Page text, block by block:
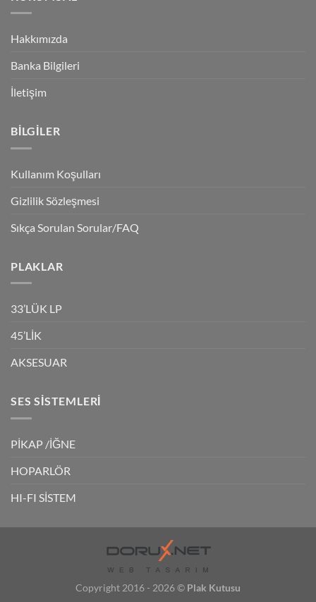
Hakkımızda
Banka Bilgileri
İletişim
BILGILER
Kullanım Koşulları
Gizlilik Sözleşmesi
Sıkça Sorulan Sorular/FAQ
PLAKLAR
33’LÜK LP
45’LİK
AKSESUAR
SES SISTEMLERI
PİKAP /İĞNE
HOPARLÖR
HI-FI SİSTEM
Copyright 2016 - 2026 © Plak Kutusu